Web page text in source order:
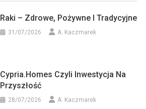
Raki – Zdrowe, Pożywne I Tradycyjne
31/07/2026 A. Kaczmarek
Cypria.homes Czyli Inwestycja Na
Przyszłość
28/07/2026 A. Kaczmarek